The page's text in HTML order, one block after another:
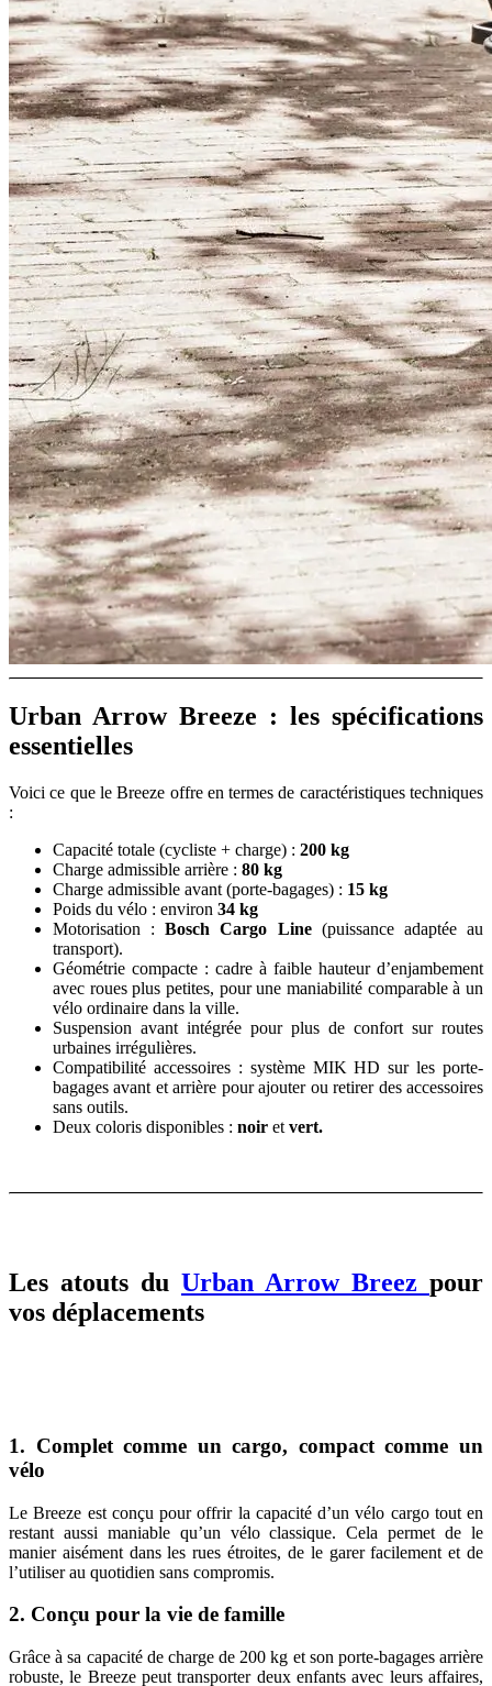
Urban Arrow Breeze : les spécifications
essentielles
Voici ce que le Breeze offre en termes de caractéristiques techniques
:
Capacité totale (cycliste + charge) : 200 kg
Charge admissible arrière : 80 kg
Charge admissible avant (porte-bagages) : 15 kg
Poids du vélo : environ 34 kg
Motorisation :Bosch Cargo Line(puissance adaptée au
transport).
Géométrie compacte : cadre à faible hauteur d’enjambement
avec roues plus petites, pour une maniabilité comparable à un
vélo ordinaire dans la ville.
Suspension avant intégrée pour plus de confort sur routes
urbaines irrégulières.
Compatibilité accessoires : système MIK HD sur les porte-
bagages avant et arrière pour ajouter ou retirer des accessoires
sans outils.
Deux coloris disponibles : noir et vert.
Les atouts du Urban Arrow Breez pour
vos déplacements
1. Complet comme un cargo, compact comme un
vélo
Le Breeze est conçu pour offrir la capacité d’un vélo cargo tout en
restant aussi maniable qu’un vélo classique. Cela permet de le
manier aisément dans les rues étroites, de le garer facilement et de
l’utiliser au quotidien sans compromis.
2. Conçu pour la vie de famille
Grâce à sa capacité de charge de 200 kg et son porte-bagages arrière
robuste, le Breeze peut transporter deux enfants avec leurs affaires,